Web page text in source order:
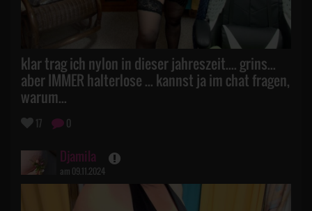
klar trag ich nylon in dieser jahreszeit.... grins...
aber IMMER halterlose ... kannst ja im chat fragen,
warum...
17 0
Djamila
am 09.11.2024